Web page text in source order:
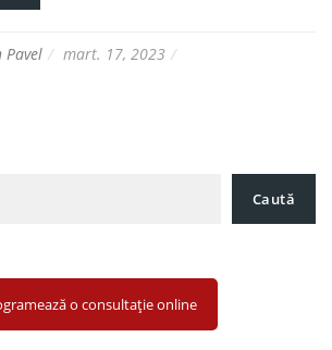
Pavel mart. 17, 2023
Caută
o consultație online